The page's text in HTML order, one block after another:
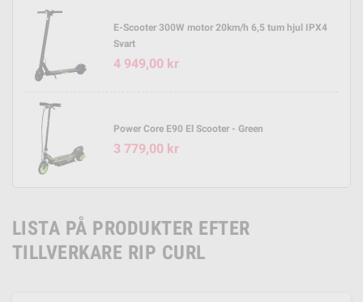
E-Scooter 300W motor 20km/h 6,5 tum hjul IPX4
Svart
4 949,00 kr
Power Core E90 El Scooter - Green
3 779,00 kr
LISTA PÅ PRODUKTER EFTER
TILLVERKARE RIP CURL